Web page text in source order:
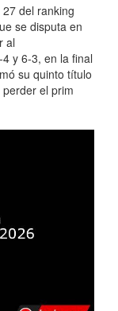
del ranking
se disputa en
al
y 6-3, en la final
su quinto título
el prim